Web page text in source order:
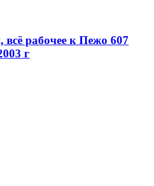
всё рабочее к Пежо 607
г